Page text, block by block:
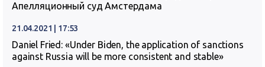
Апелляционный суд Амстердама
21.04.2021 | 17:53
Daniel Fried: «Under Biden, the application of sanctions
against Russia will be more consistent and stable»